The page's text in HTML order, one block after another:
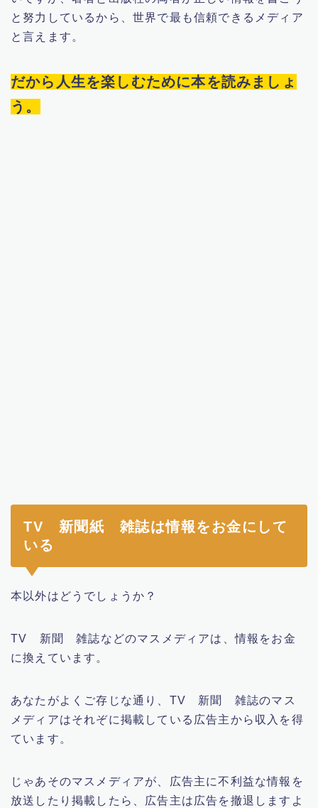
と努力しているから、世界で最も信頼できるメディア
と言えます。
だから人生を楽しむために本を読みましょ
う。
TV 新聞紙 雑誌は情報をお金にして
いる
本以外はどうでしょうか？
TV 新聞 雑誌などのマスメディアは、情報をお金
に換えています。
あなたがよくご存じな通り、TV 新聞 雑誌のマス
メディアはそれぞに掲載している広告主から収入を得
ています。
じゃあそのマスメディアが、広告主に不利益な情報を
放送したり掲載したら、広告主は広告を撤退しますよ